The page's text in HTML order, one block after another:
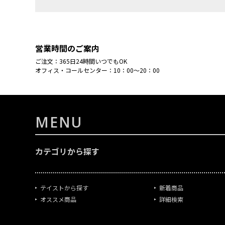
営業時間のご案内
ご注文：365日24時間いつでもOK
オフィス・コールセンター：10：00～20：00
MENU
カテゴリから探す
テイストから探す
オススメ商品
新着商品
詳細検索